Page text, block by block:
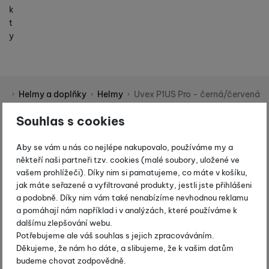
Souhlas s cookies
Aby se vám u nás co nejlépe nakupovalo, používáme my a
někteří naši partneři tzv. cookies (malé soubory, uložené ve
vašem prohlížeči). Díky nim si pamatujeme, co máte v košíku,
jak máte seřazené a vyfiltrované produkty, jestli jste přihlášeni
a podobně. Díky nim vám také nenabízíme nevhodnou reklamu
a pomáhají nám například i v analýzách, které používáme k
dalšímu zlepšování webu.
Potřebujeme ale váš souhlas s jejich zpracováváním.
Děkujeme, že nám ho dáte, a slibujeme, že k vašim datům
budeme chovat zodpovědně.
k
t
y
Shopio demo
Helmy a doplňky Helmy Uvex P1US Pro - černá/červená